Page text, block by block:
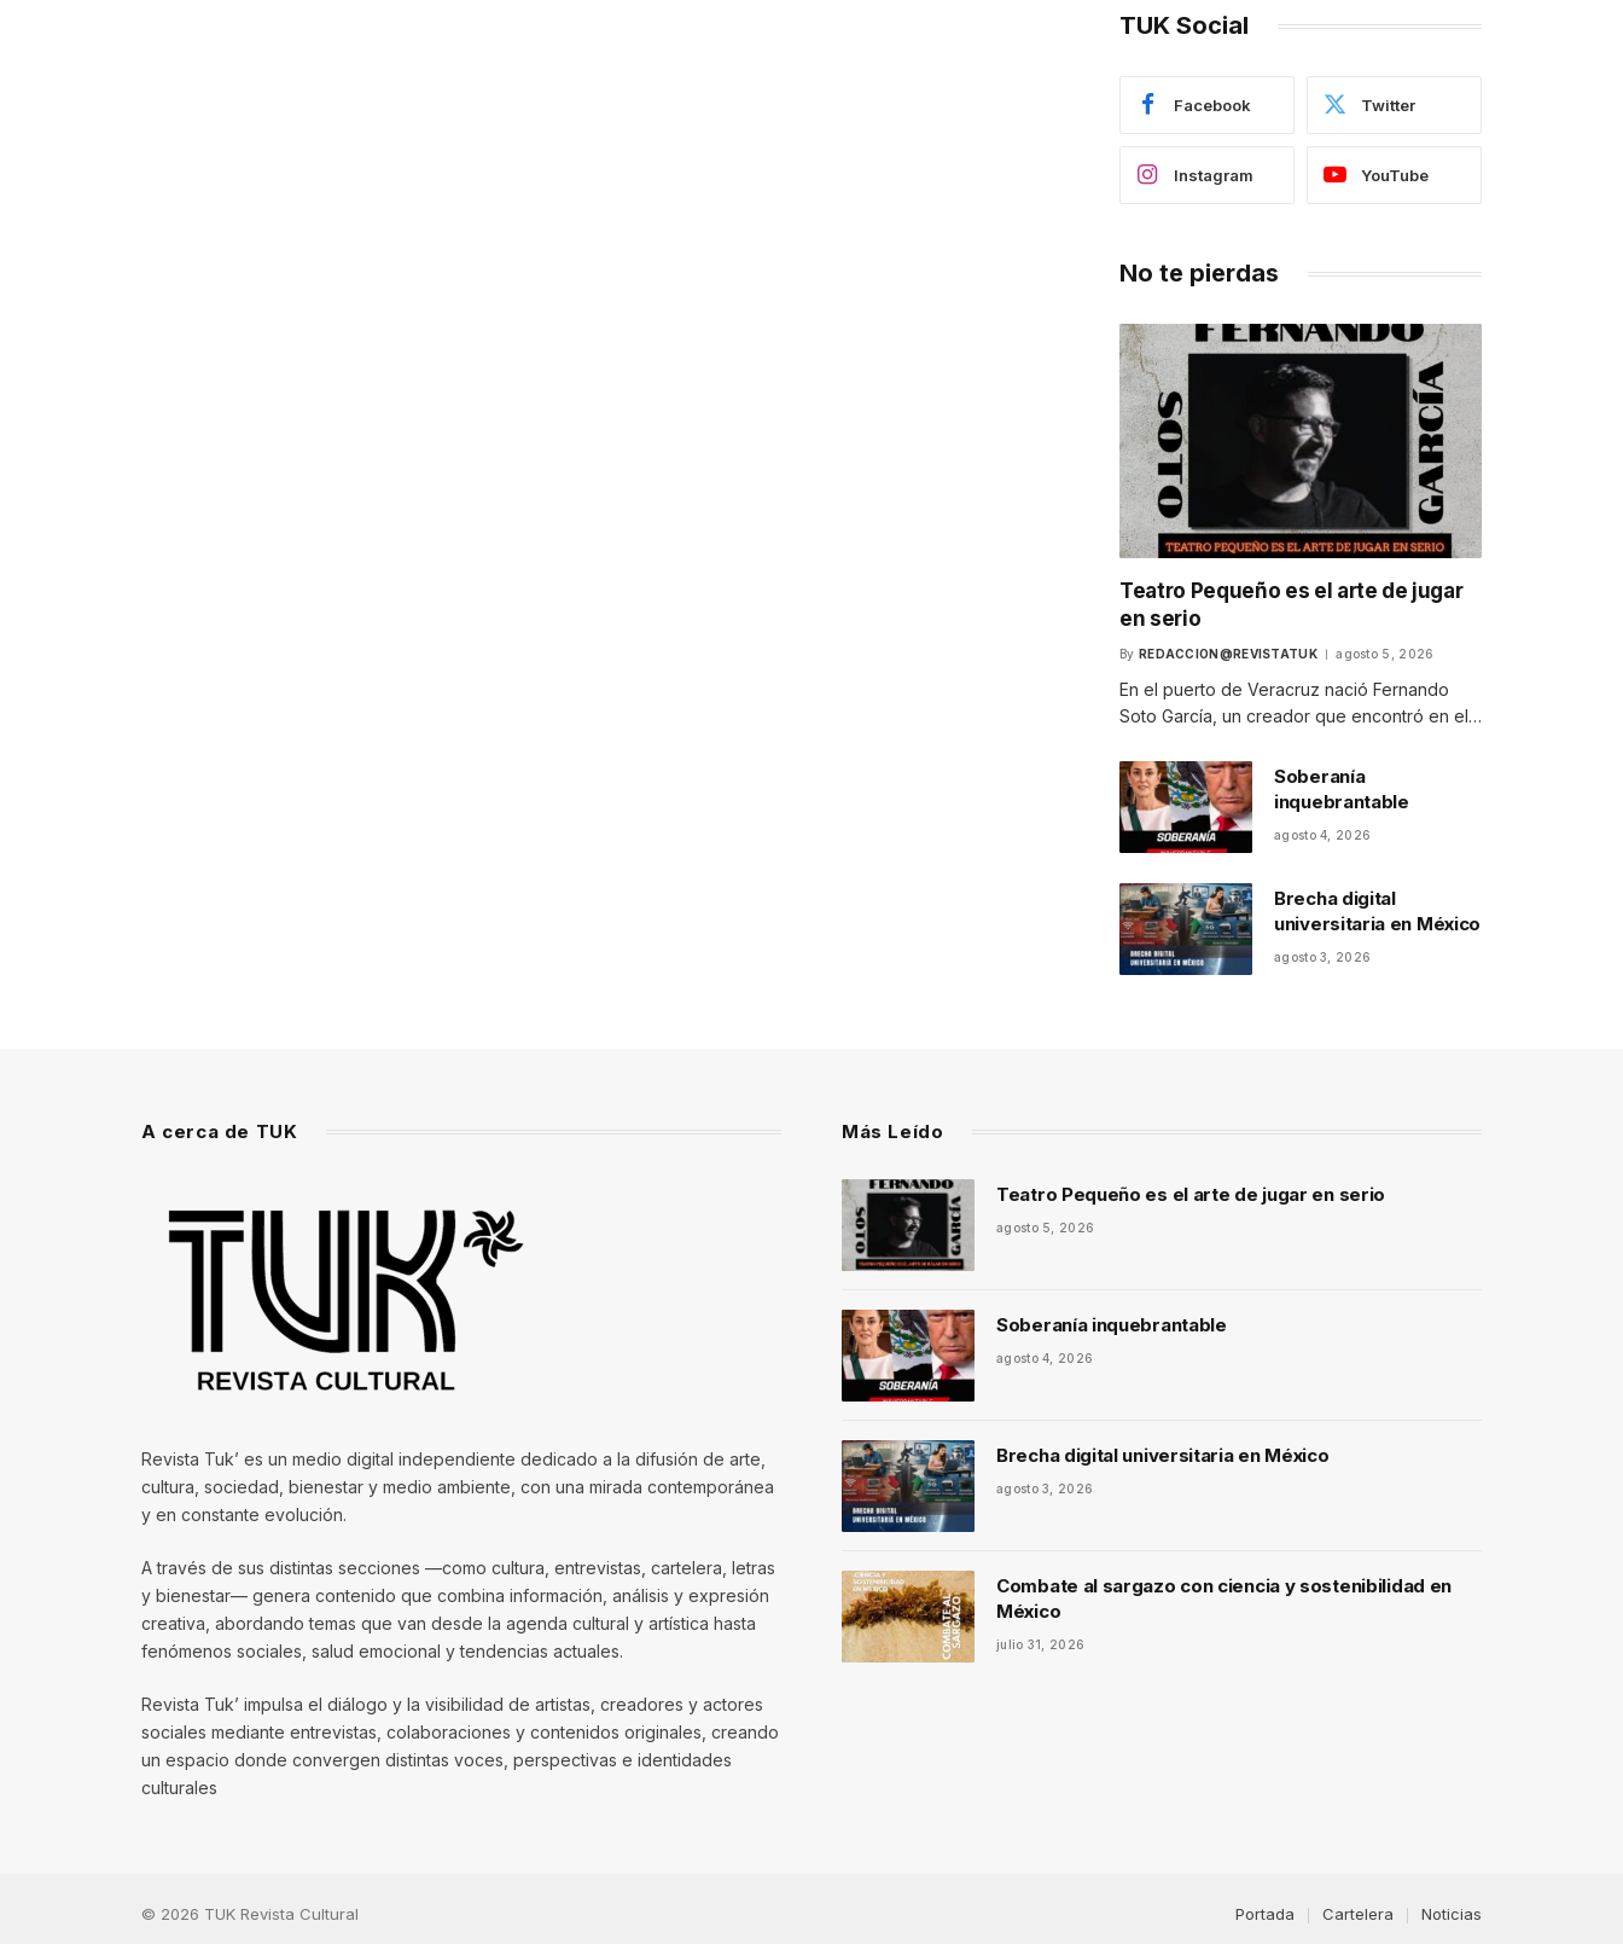
TUK Social
Facebook Twitter
Instagram YouTube
No te pierdas
Teatro Pequeño es el arte de jugar
en serio
By REDACCION@REVISTATUK agosto 5, 2026
En el puerto de Veracruz nació Fernando
Soto García, un creador que encontró en el…
Soberanía
inquebrantable
agosto 4, 2026
Brecha digital
universitaria en México
agosto 3, 2026
A cerca de TUK
Revista Tuk’ es un medio digital independiente dedicado a la difusión de arte,
cultura, sociedad, bienestar y medio ambiente, con una mirada contemporánea
y en constante evolución.
A través de sus distintas secciones —como cultura, entrevistas, cartelera, letras
y bienestar— genera contenido que combina información, análisis y expresión
creativa, abordando temas que van desde la agenda cultural y artística hasta
fenómenos sociales, salud emocional y tendencias actuales.
Revista Tuk’ impulsa el diálogo y la visibilidad de artistas, creadores y actores
sociales mediante entrevistas, colaboraciones y contenidos originales, creando
un espacio donde convergen distintas voces, perspectivas e identidades
culturales
Más Leído
Teatro Pequeño es el arte de jugar en serio
agosto 5, 2026
Soberanía inquebrantable
agosto 4, 2026
Brecha digital universitaria en México
agosto 3, 2026
Combate al sargazo con ciencia y sostenibilidad en
México
julio 31, 2026
© 2026 TUK Revista Cultural Portada Cartelera Noticias